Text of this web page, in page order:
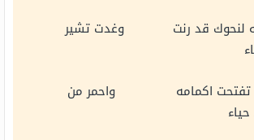
لنحوك قد رنت وغدت تشير
تفتحت اكمامه واحمر من